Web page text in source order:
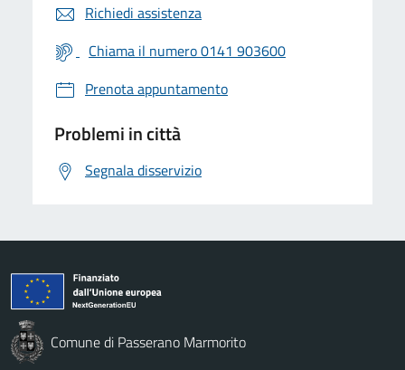
Richiedi assistenza
Chiama il numero 0141 903600
Prenota appuntamento
Problemi in città
Segnala disservizio
Comune di Passerano Marmorito